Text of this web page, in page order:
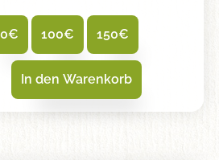
100€ 150€
In den Warenkorb